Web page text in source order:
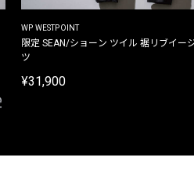
WP WESTPOINT
限定 SEAN/ショーン ツイル 裾リブイー
ツ
¥31,900